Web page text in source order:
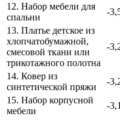
12. Набор мебели для
спальни
-
13. Платье детское из
хлопчатобумажной,
смесовой ткани или
трикотажного полотна
-
14. Ковер из
синтетической пряжи
-
15. Набор корпусной
мебели
-